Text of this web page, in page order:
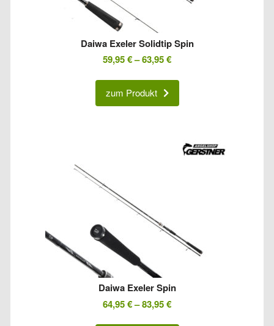
Daiwa Exeler Solidtip Spin
59,95€–63,95€
zum Produkt
Daiwa Exeler Spin
64,95€–83,95€